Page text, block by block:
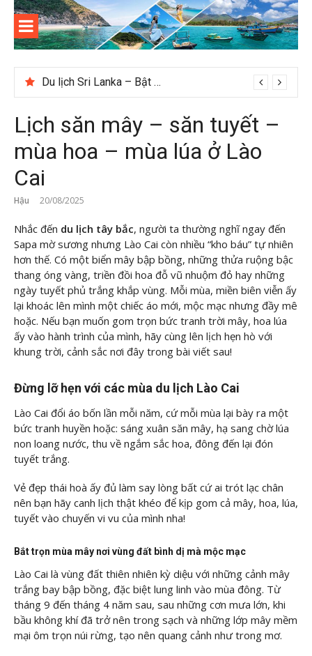
Skip
content
Kinh
nghiệm
du lịch
Côn Đảo
Thông tin và kinh nghiệm khi du lịch Côn Đảo
Du lịch Sri Lanka – Bật mí nên đi mùa nào đẹp
Gợi ý – Tháng 7 Hàn Quốc nên đi đâu, mặc gì đẹp?
Lịch săn mây – săn tuyết –
mùa hoa – mùa lúa ở Lào
Cai
Hậu 20/08/2025
Nhắc đến du lịch tây bắc, người ta thường nghĩ ngay đến
Sapa mờ sương nhưng Lào Cai còn nhiều “kho báu” tự nhiên
hơn thế. Có một biển mây bập bồng, những thửa ruộng bậc
thang óng vàng, triền đồi hoa đỗ vũ nhuộm đỏ hay những
ngày tuyết phủ trắng khắp vùng. Mỗi mùa, miền biên viễn ấy
lại khoác lên mình một chiếc áo mới, mộc mạc nhưng đầy mê
hoặc. Nếu bạn muốn gom trọn bức tranh trời mây, hoa lúa
ấy vào hành trình của mình, hãy cùng lên lịch hẹn hò với
khung trời, cảnh sắc nơi đây trong bài viết sau!
Đừng lỡ hẹn với các mùa du lịch Lào Cai
Lào Cai đổi áo bốn lần mỗi năm, cứ mỗi mùa lại bày ra một
bức tranh huyền hoặc: sáng xuân săn mây, hạ sang chờ lúa
non loang nước, thu về ngắm sắc hoa, đông đến lại đón
tuyết trắng.
Vẻ đẹp thái hoà ấy đủ làm say lòng bất cứ ai trót lạc chân
nên bạn hãy canh lịch thật khéo để kịp gom cả mây, hoa, lúa,
tuyết vào chuyến vi vu của mình nha!
Bắt trọn mùa mây nơi vùng đất bình dị mà mộc mạc
Lào Cai là vùng đất thiên nhiên kỳ diệu với những cảnh mây
trắng bay bập bồng, đặc biệt lung linh vào mùa đông. Từ
tháng 9 đến tháng 4 năm sau, sau những cơn mưa lớn, khi
bầu không khí đã trở nên trong sạch và những lớp mây mềm
mại ôm trọn núi rừng, tạo nên quang cảnh như trong mơ.